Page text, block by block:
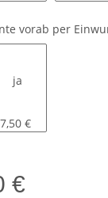
vorab per
€
€